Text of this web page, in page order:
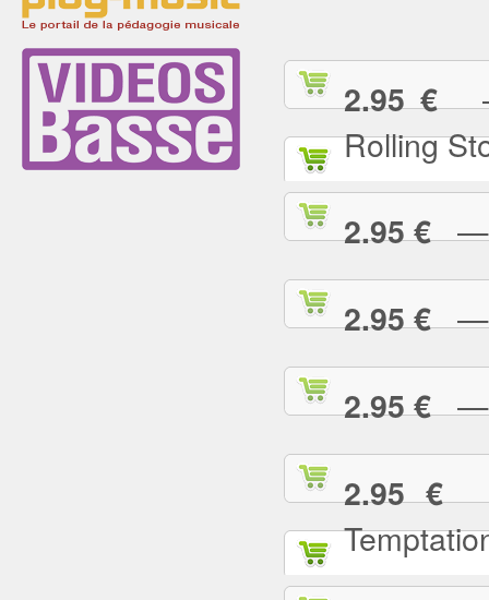
2.95 €—
Rolling
2.95 €—
2.95 €—
2.95 €—
2.95 €—